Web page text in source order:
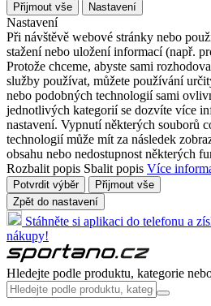
Přijmout vše Nastavení
Nastavení
Při návštěvě webové stránky nebo
stažení nebo uložení informací (např.
Protože chceme, abyste sami
služby používat, můžete používání
nebo podobných technologií sami
jednotlivých kategorií se dozvíte více
nastavení. Vypnutí některých souborů
technologií může mít za následek
obsahu nebo nedostupnost některých
Rozbalit popis Sbalit popis Více
Potvrdit výběr
Přijmout vše
Zpět do nastavení
Stáhněte si aplikaci do telefonu a
nákupy!
Hledejte podle produktu, kategorie